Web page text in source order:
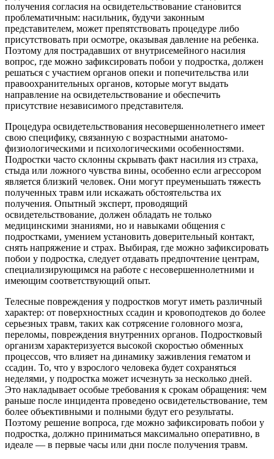
получения согласия на освидетельствование становится
проблематичным: насильник, будучи законным
представителем, может препятствовать процедуре либо
присутствовать при осмотре, оказывая давление на ребенка.
Поэтому для пострадавших от внутрисемейного насилия
вопрос, где можно зафиксировать побои у подростка, должен
решаться с участием органов опеки и попечительства или
правоохранительных органов, которые могут выдать
направление на освидетельствование и обеспечить
присутствие независимого представителя.
Процедура освидетельствования несовершеннолетнего имеет
свою специфику, связанную с возрастными анатомо-
физиологическими и психологическими особенностями.
Подростки часто склонны скрывать факт насилия из страха,
стыда или ложного чувства вины, особенно если агрессором
является близкий человек. Они могут преуменьшать тяжесть
полученных травм или искажать обстоятельства их
получения. Опытный эксперт, проводящий
освидетельствование, должен обладать не только
медицинскими знаниями, но и навыками общения с
подростками, умением установить доверительный контакт,
снять напряжение и страх. Выбирая, где можно зафиксировать
побои у подростка, следует отдавать предпочтение центрам,
специализирующимся на работе с несовершеннолетними и
имеющим соответствующий опыт.
Телесные повреждения у подростков могут иметь различный
характер: от поверхностных ссадин и кровоподтеков до более
серьезных травм, таких как сотрясение головного мозга,
переломы, повреждения внутренних органов. Подростковый
организм характеризуется высокой скоростью обменных
процессов, что влияет на динамику заживления гематом и
ссадин. То, что у взрослого человека будет сохраняться
неделями, у подростка может исчезнуть за несколько дней.
Это накладывает особые требования к срокам обращения: чем
раньше после инцидента проведено освидетельствование, тем
более объективными и полными будут его результаты.
Поэтому решение вопроса, где можно зафиксировать побои у
подростка, должно приниматься максимально оперативно, в
идеале — в первые часы или дни после получения травм.